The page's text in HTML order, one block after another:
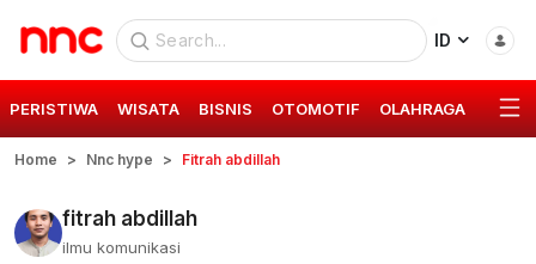
ID
PERISTIWA WISATA BISNIS OTOMOTIF OLAHRAGA GAYA
Home Nnc hype Fitrah abdillah
fitrah abdillah
ilmu komunikasi